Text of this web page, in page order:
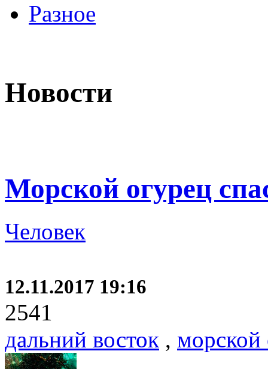
Разное
Новости
Морской огурец
Человек
12.11.2017 19:16
2541
дальний восток , морской